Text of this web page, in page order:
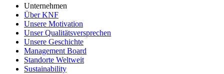
Unternehmen
Über KNF
Unsere Motivation
Unser Qualitätsversprechen
Unsere Geschichte
Management Board
Standorte Weltweit
Sustainability